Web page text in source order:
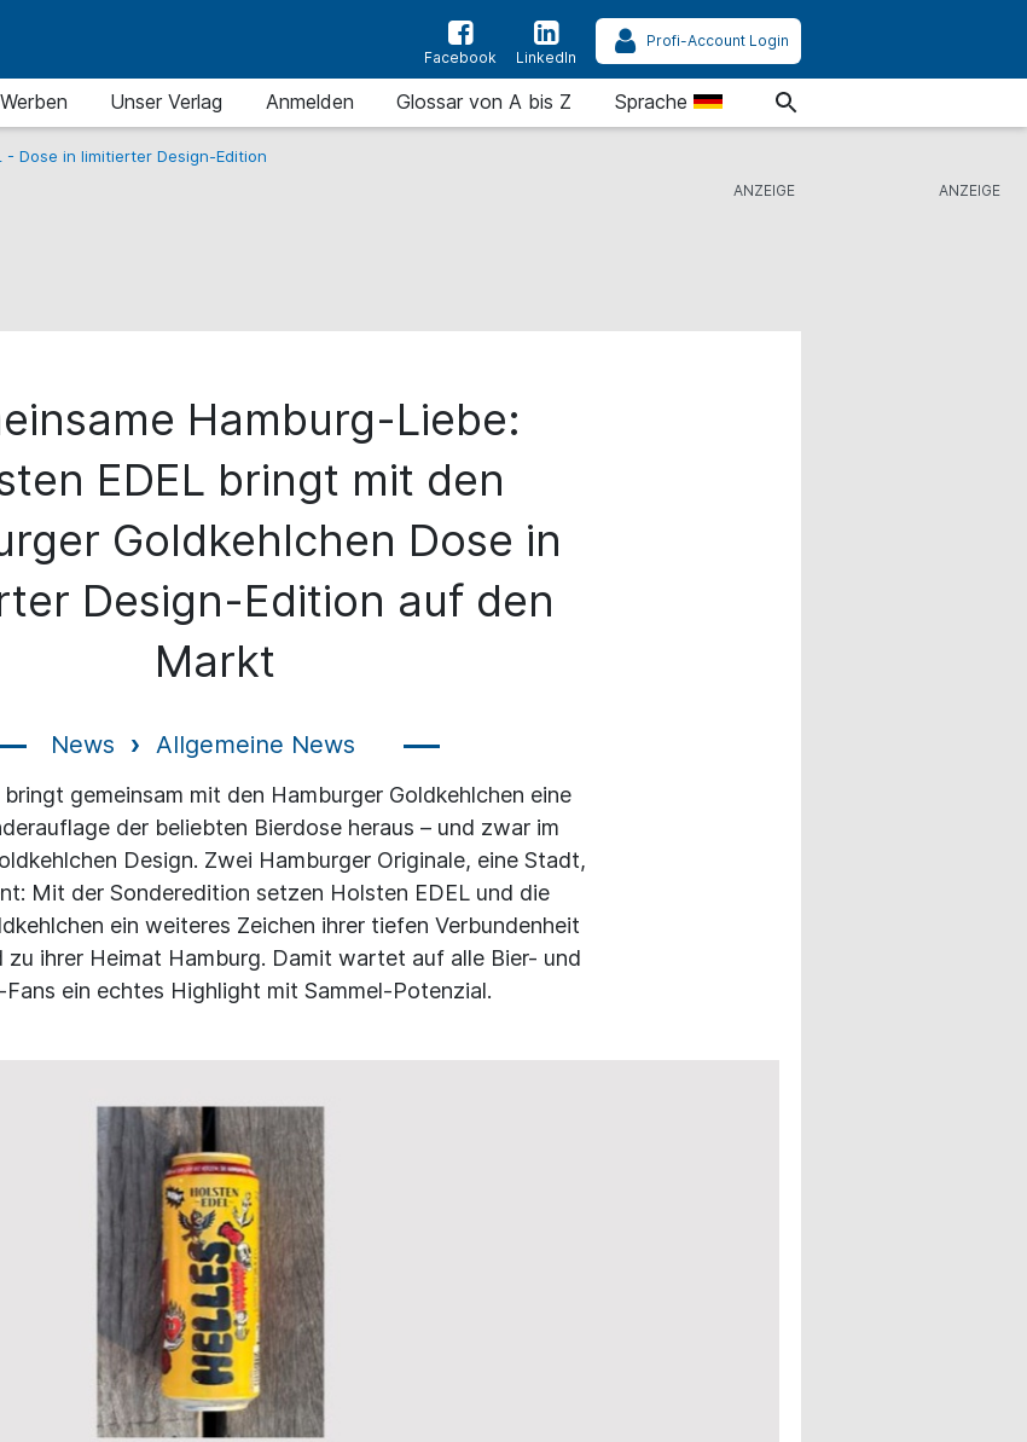
Facebook LinkedIn
Profi-Account Login
Unser Verlag Anmelden Glossar von A bis Z Sprache
- Dose in limitierter Design-Edition
Hamburg-Liebe:
EDEL bringt mit den
Goldkehlchen Dose in
Design-Edition auf den
Markt
News Allgemeine News
gemeinsam mit den Hamburger Goldkehlchen eine
der beliebten Bierdose heraus – und zwar im
Design. Zwei Hamburger Originale, eine Stadt,
Mit der Sonderedition setzen Holsten EDEL und die
ein weiteres Zeichen ihrer tiefen Verbundenheit
zu ihrer Heimat Hamburg. Damit wartet auf alle Bier- und
Fans ein echtes Highlight mit Sammel-Potenzial.